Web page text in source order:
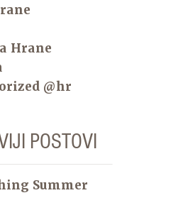
Hrane
@hr
POSTOVI
Summer